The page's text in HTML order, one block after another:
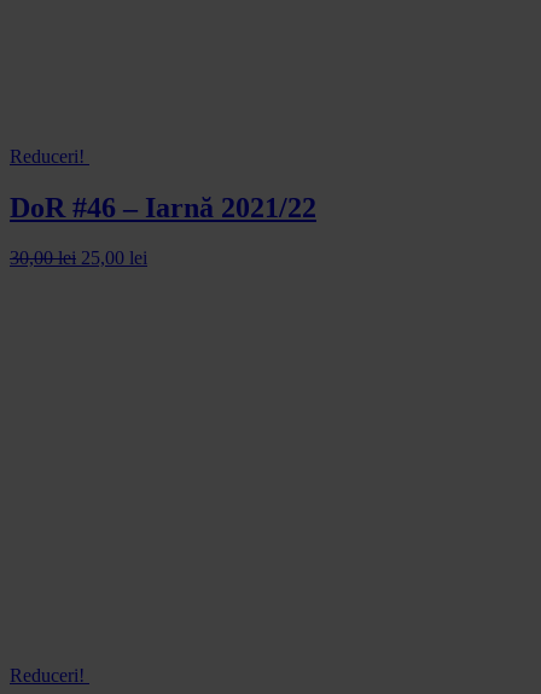
Reduceri!
DoR #46 – Iarnă 2021/22
30,00lei 25,00 lei
Reduceri!